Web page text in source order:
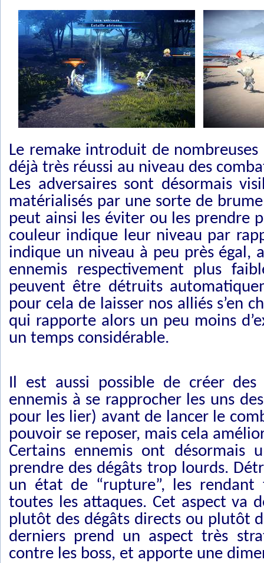
Le remake introduit de
déjà très réussi au niveau des
Les adversaires sont désormais
matérialisés par une sorte de
peut ainsi les éviter ou les prendre
couleur indique leur niveau par
indique un niveau à peu près égal,
ennemis respectivement plus
peuvent être détruits
pour cela de laisser nos alliés s’en
qui rapporte alors un peu moins
un temps considérable.
Il est aussi possible de créer
ennemis à se rapprocher les uns
pour les lier) avant de lancer le
pouvoir se reposer, mais cela
Certains ennemis ont désormais
prendre des dégâts trop lourds.
un état de “rupture”, les rendant
toutes les attaques. Cet aspect va
plutôt des dégâts directs ou plutôt
derniers prend un aspect très
contre les boss, et apporte une